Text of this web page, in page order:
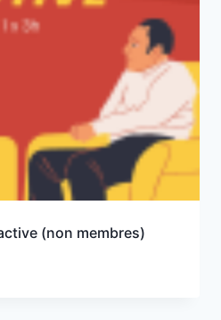
(non membres)